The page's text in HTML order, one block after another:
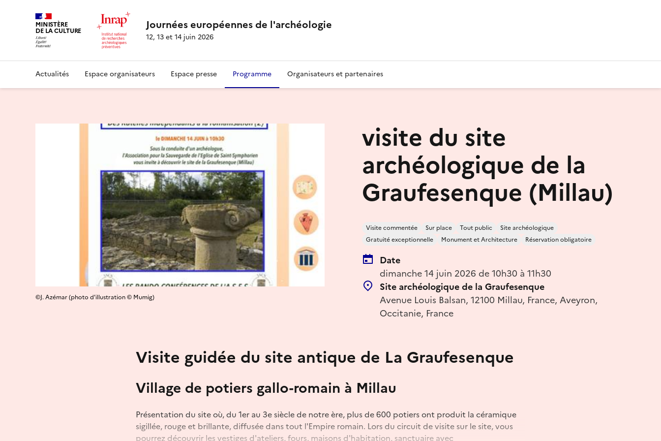
MINISTÈRE
DE LA CULTURE Journées européennes de l'archéologie
12, 13 et 14 juin 2026
Actualités Espace organisateurs Espace presse Programme Organisateurs et partenaires
visite du site
archéologique de la
Graufesenque (Millau)
Visite commentée Sur place Tout public
Site archéologique
Gratuité exceptionnelle
Monument et Architecture Réservation obligatoire
Date
dimanche 14 juin 2026 de 10h30 à 11h30
Site archéologique de la Graufesenque
Avenue Louis Balsan, 12100 Millau, France, Aveyron,
Occitanie, France
©J. Azémar (photo d'illustration © Mumig)
Visite guidée du site antique de La Graufesenque
Village de potiers gallo-romain à Millau
Présentation du site où, du 1er au 3e siècle de notre ère, plus de 600 potiers ont produit la céramique
sigillée, rouge et brillante, diffusée dans tout l'Empire romain. Lors du circuit de visite sur le site, vous
pourrez découvrir les vestiges d'ateliers, fours, maisons d'habitation, sanctuaire avec